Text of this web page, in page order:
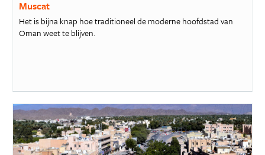
Muscat
Het is bijna knap hoe traditioneel de moderne hoofdstad van
Oman weet te blijven.